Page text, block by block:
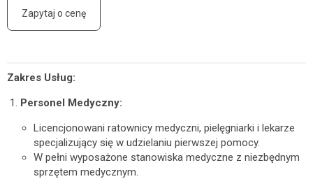
Zapytaj o cenę
Zakres Usług:
Personel Medyczny:
Licencjonowani ratownicy medyczni, pielęgniarki i lekarze
specjalizujący się w udzielaniu pierwszej pomocy.
W pełni wyposażone stanowiska medyczne z niezbędnym
sprzętem medycznym.